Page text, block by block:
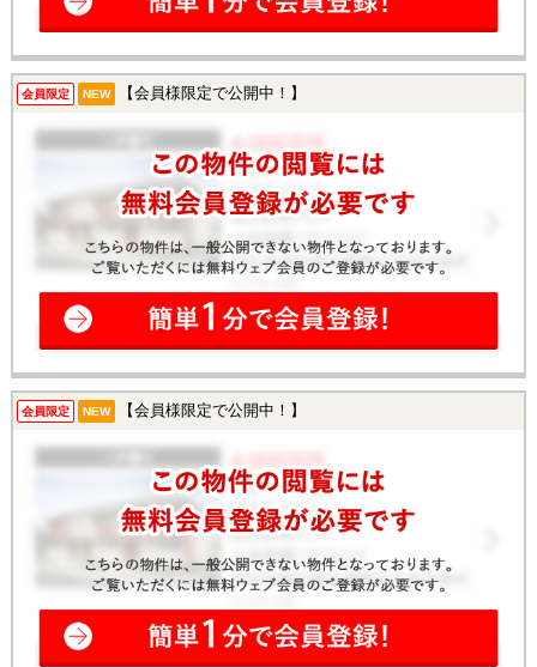
会員限定 NEW 【会員様限定で公開中！】
会員限定 NEW 【会員様限定で公開中！】